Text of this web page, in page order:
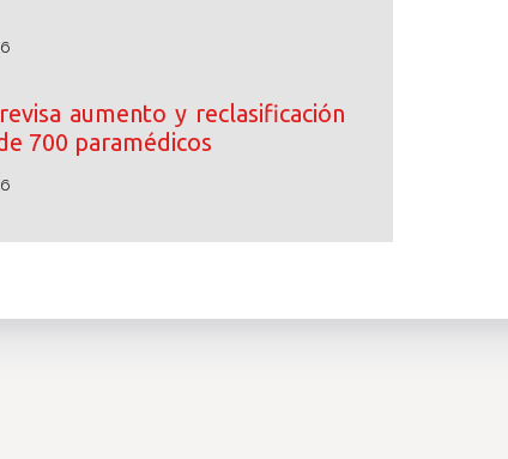
aumento y reclasificación
700 paramédicos